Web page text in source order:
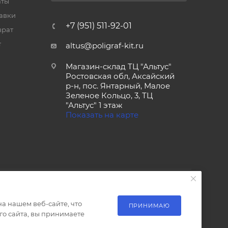
+7 (951) 511-92-01
altus@poligraf-kit.ru
Магазин-склад ТЦ "Альтус"
Ростовская обл, Аксайский
р-н, пос. Янтарный, Малое
Зеленое Кольцо, 3, ТЦ
"Альтус" 1 этаж
Показать на карте
нашем веб-сайте, что
сайта, вы принимаете
ПРИНИМАЮ